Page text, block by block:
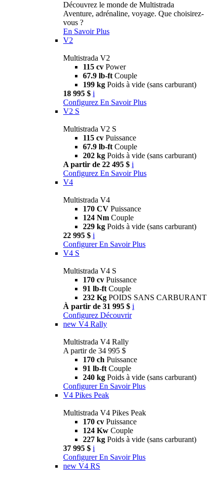
Découvrez le monde de Multistrada
Aventure, adrénaline, voyage. Que choisirez-
vous ?
En Savoir Plus
V2
Multistrada V2
115 cv Power
67.9 lb-ft Couple
199 kg Poids à vide (sans carburant)
18 995 $ i
Configurez En Savoir Plus
V2 S
Multistrada V2 S
115 cv Puissance
67.9 lb-ft Couple
202 kg Poids à vide (sans carburant)
A partir de 22 495 $ i
Configurez En Savoir Plus
V4
Multistrada V4
170 CV Puissance
124 Nm Couple
229 kg Poids à vide (sans carburant)
22 995 $ i
Configurer En Savoir Plus
V4 S
Multistrada V4 S
170 cv Puissance
91 lb-ft Couple
232 Kg POIDS SANS CARBURANT
À partir de 31 995 $ i
Configurez Découvrir
new V4 Rally
Multistrada V4 Rally
A partir de 34 995 $
170 ch Puissance
91 lb-ft Couple
240 kg Poids à vide (sans carburant)
Configurer En Savoir Plus
V4 Pikes Peak
Multistrada V4 Pikes Peak
170 cv Puissance
124 Kw Couple
227 kg Poids à vide (sans carburant)
37 995 $ i
Configurer En Savoir Plus
new V4 RS